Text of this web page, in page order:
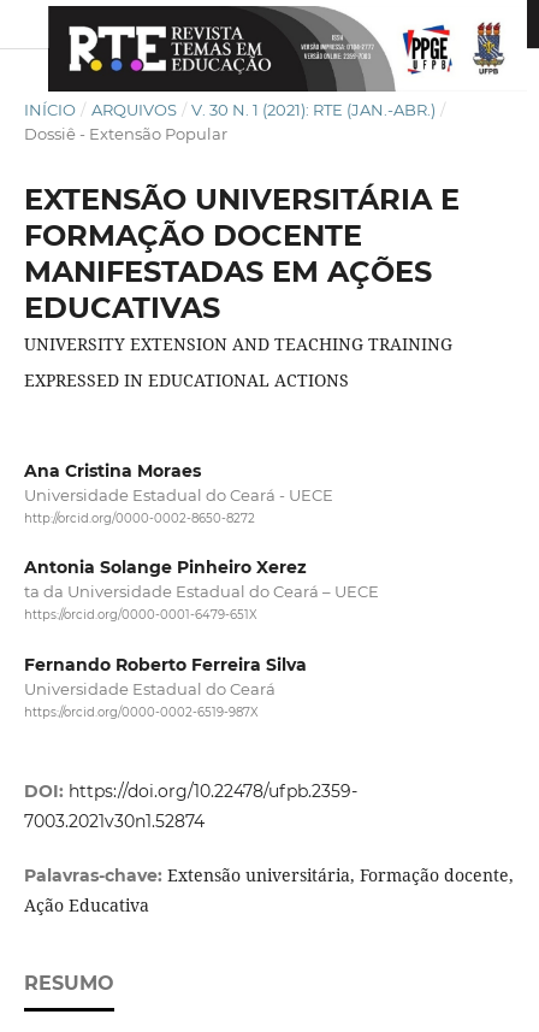
INÍCIO / ARQUIVOS / V. 30 N. 1 (2021): RTE (JAN.-ABR.) /
Dossiê - Extensão Popular
EXTENSÃO UNIVERSITÁRIA E
FORMAÇÃO DOCENTE
MANIFESTADAS EM AÇÕES
EDUCATIVAS
UNIVERSITY EXTENSION AND TEACHING TRAINING
EXPRESSED IN EDUCATIONAL ACTIONS
Ana Cristina Moraes
Universidade Estadual do Ceará - UECE
http://orcid.org/0000-0002-8650-8272
Antonia Solange Pinheiro Xerez
ta da Universidade Estadual do Ceará – UECE
https://orcid.org/0000-0001-6479-651X
Fernando Roberto Ferreira Silva
Universidade Estadual do Ceará
https://orcid.org/0000-0002-6519-987X
DOI: https://doi.org/10.22478/ufpb.2359-
7003.2021v30n1.52874
Palavras-chave: Extensão universitária, Formação docente,
Ação Educativa
RESUMO